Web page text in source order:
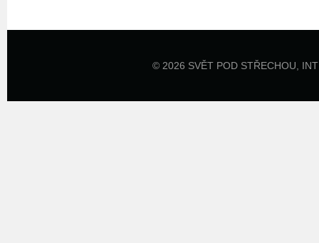
© 2026 SVĚT POD STŘECHOU,